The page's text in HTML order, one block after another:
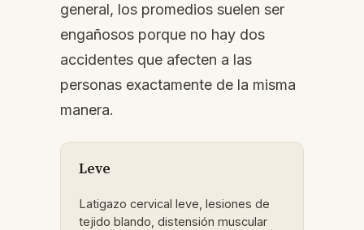
general, los promedios suelen ser
engañosos porque no hay dos
accidentes que afecten a las
personas exactamente de la misma
manera.
Leve
Latigazo cervical leve, lesiones de
tejido blando, distensión muscular